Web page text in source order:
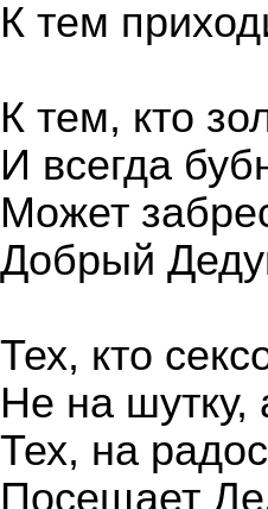
К тем
К тем, кто
И всегда
Может
Добрый
Тех, кто
Не на шутку,
Тех, на
Посещает